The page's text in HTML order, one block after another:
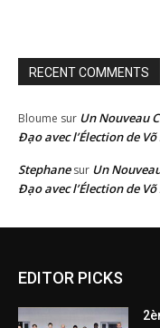
RECENT COMMENTS
Bloume sur Un Nouveau
Đạo avec l’Élection de
Stephanesur Un
Đạo avec l’Élection de
EDITOR PICKS